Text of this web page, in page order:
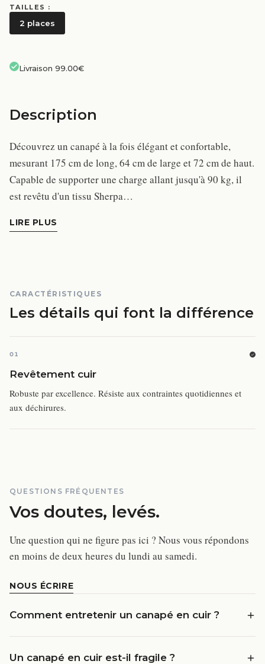
TAILLES :
2 places
Livraison 99.00€
Description
Découvrez un canapé à la fois élégant et confortable,
mesurant 175 cm de long, 64 cm de large et 72 cm de haut.
Capable de supporter une charge allant jusqu'à 90 kg, il
est revêtu d'un tissu Sherpa…
LIRE PLUS
CARACTÉRISTIQUES
Les détails qui font la différence
01
Revêtement cuir
Robuste par excellence. Résiste aux contraintes quotidiennes et
aux déchirures.
QUESTIONS FRÉQUENTES
Vos doutes, levés.
Une question qui ne figure pas ici ? Nous vous répondons
en moins de deux heures du lundi au samedi.
NOUS ÉCRIRE
Comment entretenir un canapé en cuir ?
Un canapé en cuir est-il fragile ?